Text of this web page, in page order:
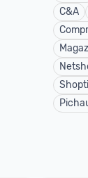
C&A